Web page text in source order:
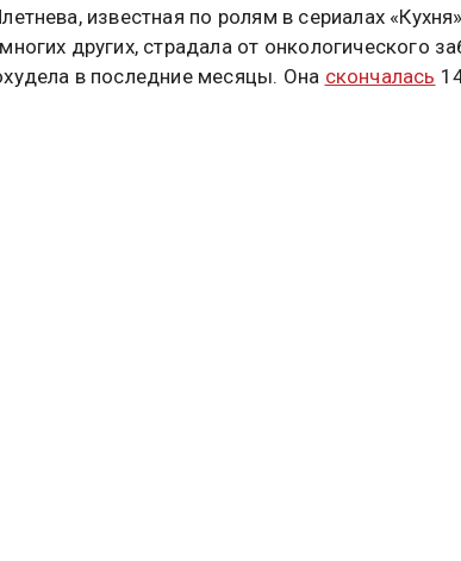
известная по ролям в сериалах
других, страдала от онкологического
в последние месяцы. Она скончалась